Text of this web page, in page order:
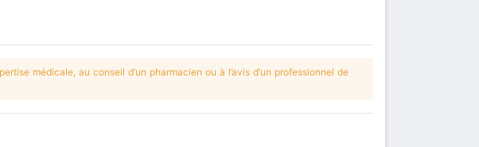
médicale, au conseil d’un pharmacien ou à l’avis d’un professionnel de